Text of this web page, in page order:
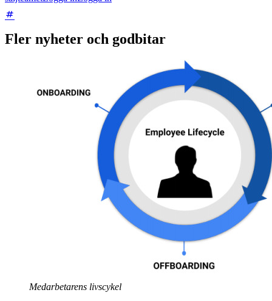
Fler nyheter och godbitar
Medarbetarens livscykel